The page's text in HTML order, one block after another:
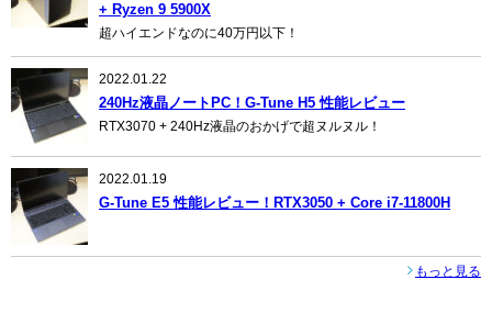
+ Ryzen 9 5900X
超ハイエンドなのに40万円以下！
2022.01.22
240Hz液晶ノートPC！G-Tune H5 性能レビュー
RTX3070 + 240Hz液晶のおかげで超ヌルヌル！
2022.01.19
G-Tune E5 性能レビュー！RTX3050 + Core i7-11800H
もっと見る